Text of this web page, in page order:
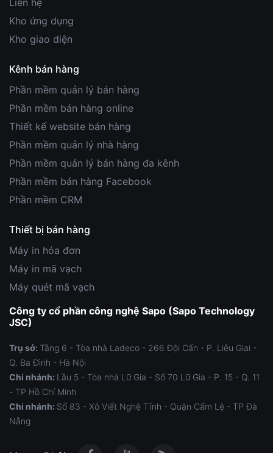
Liên hệ
Kho ứng dụng
Kho giao diện
Kênh bán hàng
Phần mềm quản lý bán hàng
Phần mềm bán hàng online
Thiết kế website bán hàng
Phần mềm quản lý nhà hàng
Phần mềm quản lý bán hàng đa kênh
Phần mềm bán hàng Facebook
Phần mềm CRM
Thiết bị bán hàng
Máy in hóa đơn
Máy in mã vạch
Máy quét mã vạch
Công ty cổ phần công nghệ Sapo (Sapo Technology
JSC)
Trụ sở: Tầng 6 - Tòa nhà Ladeco - 266 Đội Cấn - P. Liễu Giai -
Q. Ba Đình - Hà Nội
Chi nhánh: Lầu 5 - Tòa nhà Lữ Gia - Số 70 Lữ Gia - P. 15 - Q. 11
- TP Hồ Chí Minh
Chi nhánh: Số 83 - Xô Viết Nghệ Tĩnh - Quận Cẩm Lệ - TP Đà
Nẵng